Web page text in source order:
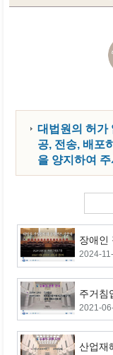
대법원의 허가
공, 전송, 배포
을 양지하여
장애인
론 동
2024-
주거침
2021-
산업재